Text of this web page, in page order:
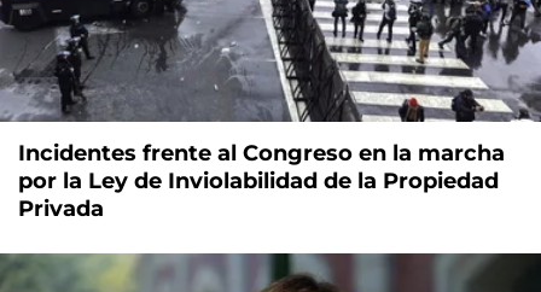
Incidentes frente al Congreso en la marcha
por la Ley de Inviolabilidad de la Propiedad
Privada